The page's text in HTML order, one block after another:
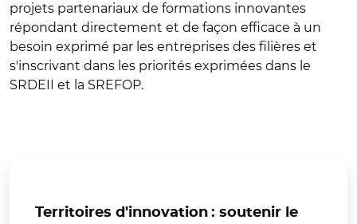
projets partenariaux de formations innovantes
répondant directement et de façon efficace à un
besoin exprimé par les entreprises des filières et
s'inscrivant dans les priorités exprimées dans le
SRDEII et la SREFOP.
Territoires d'innovation : soutenir le